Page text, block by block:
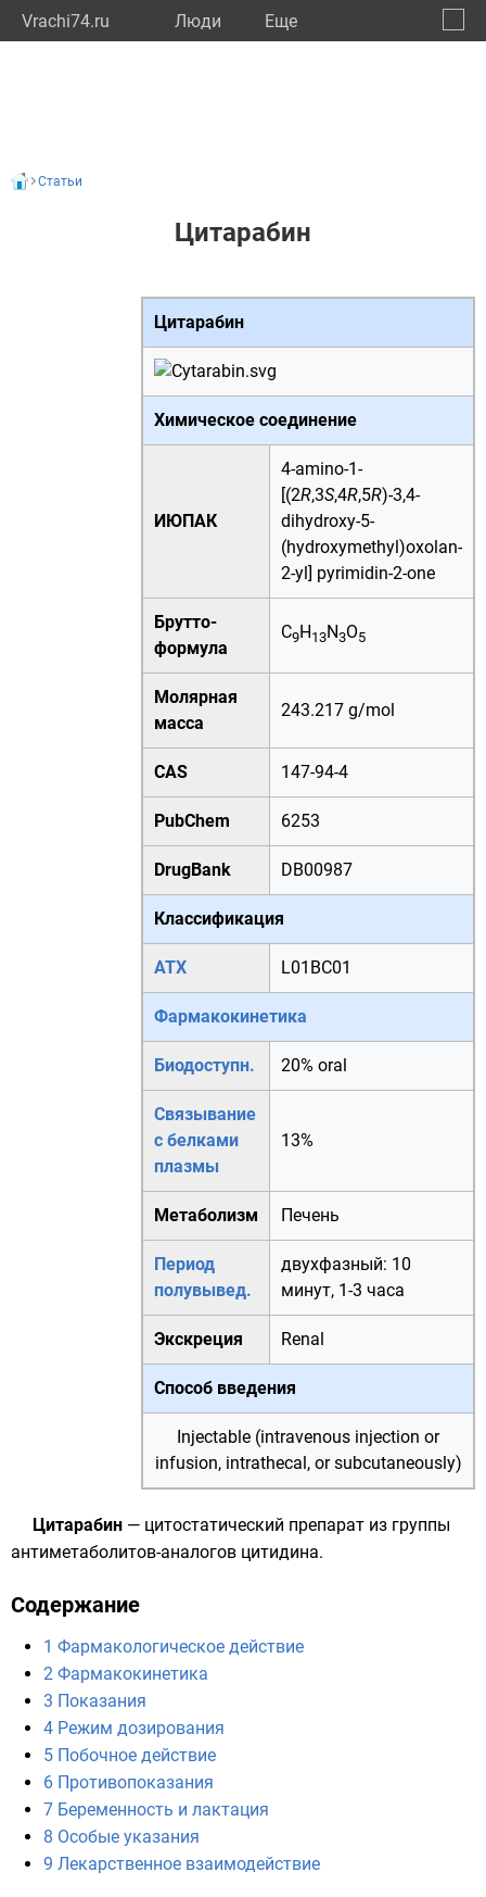
Vrachi74.ru Люди Eще
Статьи
Цитарабин
Цитарабин
Химическое соединение
ИЮПАК
4-amino-1-
[(2R,3S,4R,5R)-3,4-
dihydroxy-5-
(hydroxymethyl)oxolan-
2-yl] pyrimidin-2-one
Брутто-
формула
C9H13N3O5
Молярная
масса
243.217 g/mol
CAS 147-94-4
PubChem 6253
DrugBank DB00987
Классификация
АТХ L01BC01
Фармакокинетика
Биодоступн. 20% oral
Связывание
с белками
плазмы
13%
Метаболизм Печень
Период
полувывед.
двухфазный: 10
минут, 1-3 часа
Экскреция Renal
Способ введения
Injectable (intravenous injection or
infusion, intrathecal, or subcutaneously)
Цитарабин — цитостатический препарат из группы
антиметаболитов-аналогов цитидина.
Содержание
1 Фармакологическое действие
2 Фармакокинетика
3 Показания
4 Режим дозирования
5 Побочное действие
6 Противопоказания
7 Беременность и лактация
8 Особые указания
9 Лекарственное взаимодействие